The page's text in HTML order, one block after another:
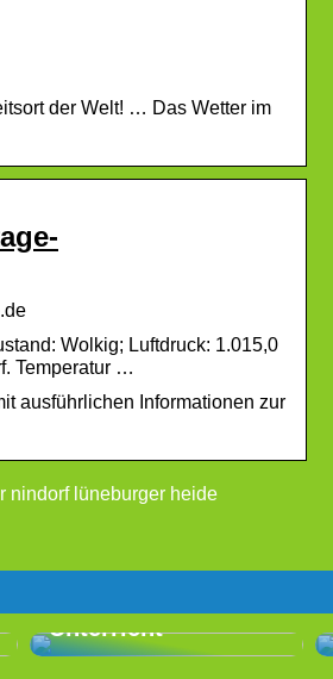
der Welt! … Das Wetter im
Wolkig; Luftdruck: 1.015,0
Temperatur …
ausführlichen Informationen zur
nindorf lüneburger heide
Wählen Sie die
Unterricht